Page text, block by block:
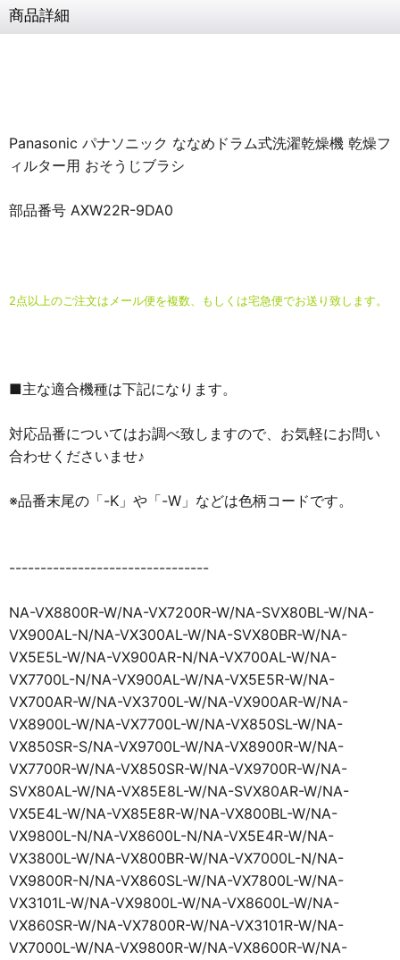
商品詳細
Panasonic パナソニック ななめドラム式洗濯乾燥機 乾燥フ
ィルター用 おそうじブラシ
部品番号 AXW22R-9DA0
2点以上のご注文はメール便を複数、もしくは宅急便でお送り致します。
■主な適合機種は下記になります。
対応品番についてはお調べ致しますので、お気軽にお問い
合わせくださいませ♪
※品番末尾の「-K」や「-W」などは色柄コードです。
--------------------------------
NA-VX8800R-W/NA-VX7200R-W/NA-SVX80BL-W/NA-
VX900AL-N/NA-VX300AL-W/NA-SVX80BR-W/NA-
VX5E5L-W/NA-VX900AR-N/NA-VX700AL-W/NA-
VX7700L-N/NA-VX900AL-W/NA-VX5E5R-W/NA-
VX700AR-W/NA-VX3700L-W/NA-VX900AR-W/NA-
VX8900L-W/NA-VX7700L-W/NA-VX850SL-W/NA-
VX850SR-S/NA-VX9700L-W/NA-VX8900R-W/NA-
VX7700R-W/NA-VX850SR-W/NA-VX9700R-W/NA-
SVX80AL-W/NA-VX85E8L-W/NA-SVX80AR-W/NA-
VX5E4L-W/NA-VX85E8R-W/NA-VX800BL-W/NA-
VX9800L-N/NA-VX8600L-N/NA-VX5E4R-W/NA-
VX3800L-W/NA-VX800BR-W/NA-VX7000L-N/NA-
VX9800R-N/NA-VX860SL-W/NA-VX7800L-W/NA-
VX3101L-W/NA-VX9800L-W/NA-VX8600L-W/NA-
VX860SR-W/NA-VX7800R-W/NA-VX3101R-W/NA-
VX7000L-W/NA-VX9800R-W/NA-VX8600R-W/NA-